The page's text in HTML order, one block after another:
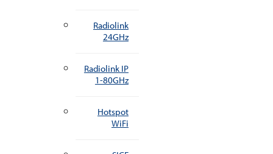
Radiolink
24GHz
Radiolink IP
1-80GHz
Hotspot
WiFi